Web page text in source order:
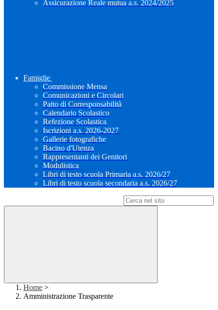
Assicurazione Reale mutua a.s. 2024/2025
Famiglie
Commissione Mensa
Comunicazioni e Circolari
Patto di Corresponsabilità
Calendario Scolastico
Refezione Scolastica
Iscrizioni a.s. 2026-2027
Gallerie fotografiche
Bacino d'Utenza
Rappresentanti dei Genitori
Modulistica
Libri di testo scuola Primaria a.s. 2026/27
Libri di testo scuola secondaria a.s. 2026/27
Home >
Amministrazione Trasparente